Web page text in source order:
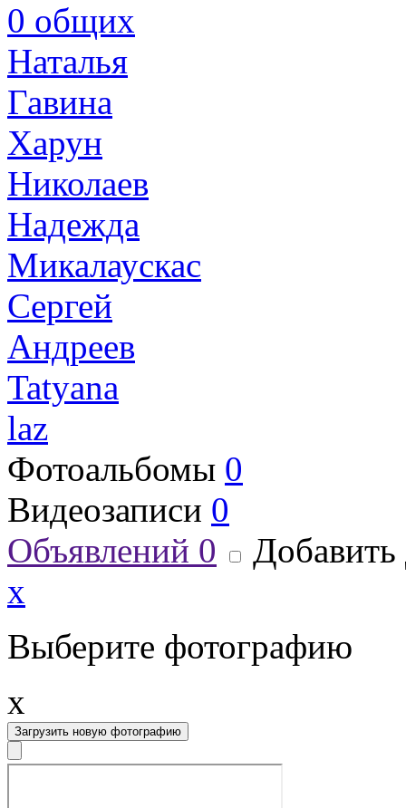
0 общих
Наталья
Гавина
Харун
Николаев
Надежда
Микалаускас
Сергей
Андреев
Tatyana
laz
Фотоальбомы 0
Видеозаписи 0
Объявлений 0
Добавить
x
Выберите фотографию
x
Загрузить новую фотографию